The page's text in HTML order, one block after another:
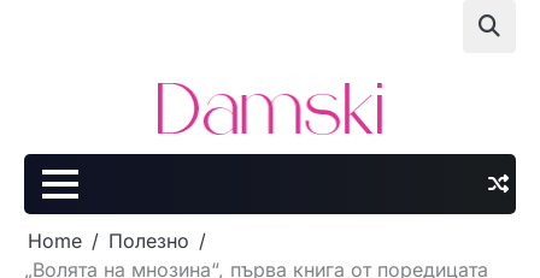
Home
Полезно
„Волята на мнозина“, първа книга от поредицата